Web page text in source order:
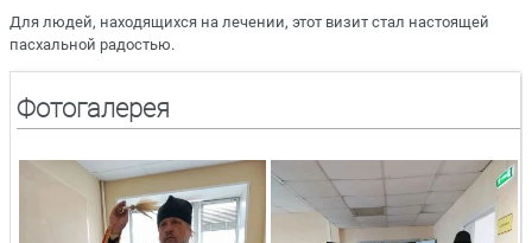
Для людей, находящихся на лечении, этот визит стал настоящей
пасхальной радостью.
Фотогалерея